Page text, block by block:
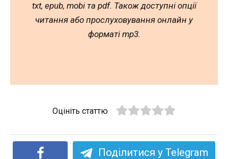
txt, epub, mobi та pdf. Також доступні опції
читання або прослуховування онлайн у
форматі mp3.
Оцініть статтю
Поділитися у Telegram